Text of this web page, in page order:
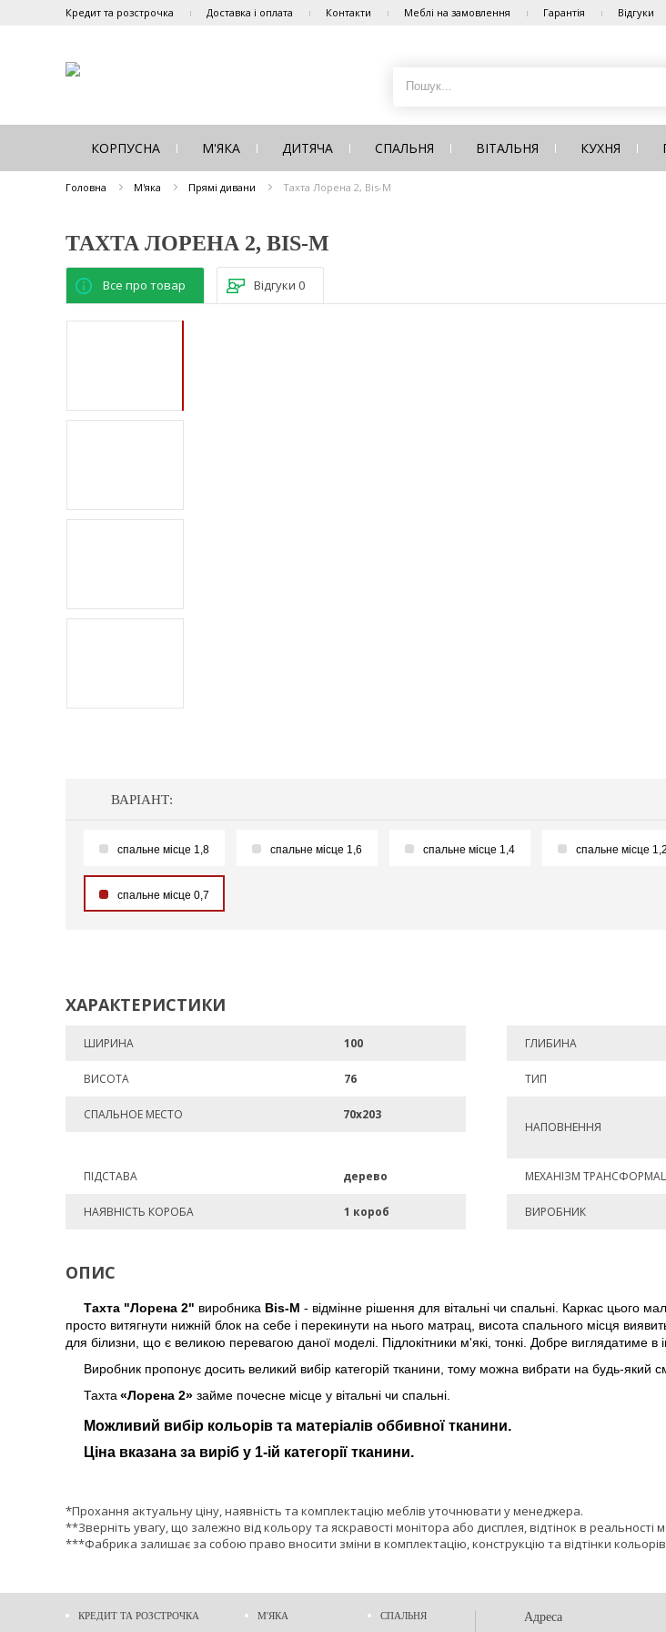
Кредит та розстрочка Доставка і оплата Контакти Меблі на замовлення Гарантія Відгуки
КОРПУСНА М'ЯКА ДИТЯЧА СПАЛЬНЯ ВІТАЛЬНЯ КУХНЯ
Головна М'яка Прямі дивани Тахта Лорена 2, Bis-M
ТАХТА ЛОРЕНА 2, BIS-M
Все про товар Відгуки 0
ВАРІАНТ:
спальне місце 1,8 спальне місце 1,6 спальне місце 1,4 спальне місце 1,2
спальне місце 0,7
ХАРАКТЕРИСТИКИ
ШИРИНА 100 ГЛИБИНА
ВИСОТА 76 ТИП
СПАЛЬНОЕ МЕСТО
70х203
НАПОВНЕННЯ
ПІДСТАВА
дерево МЕХАНІЗМ
НАЯВНІСТЬ КОРОБА 1 короб ВИРОБНИК
ОПИС
Тахта "Лорена 2" виробника Bis-M - відмінне рішення для вітальні чи спальні. Каркас цього
просто витягнути нижній блок на себе і перекинути на нього матрац, висота спального місця
для білизни, що є великою перевагою даної моделі. Підлокітники м'які, тонкі. Добре виглядатиме в
Виробник пропонує досить великий вибір категорій тканини, тому можна вибрати на будь-який
Тахта «Лорена 2»займе почесне місце у вітальні чи спальні.
Можливий вибір кольорів та матеріалів оббивної тканини.
Ціна вказана за виріб у 1-ій категорії тканини.
*Прохання актуальну ціну, наявність та комплектацію меблів уточнювати у менеджера.
**Зверніть увагу, що залежно від кольору та яскравості монітора або дисплея, відтінок в реальності
***Фабрика залишає за собою право вносити зміни в комплектацію, конструкцію та відтінки
КРЕДИТ ТА РОЗСТРОЧКА
М'ЯКА
СПАЛЬНЯ
Адреса